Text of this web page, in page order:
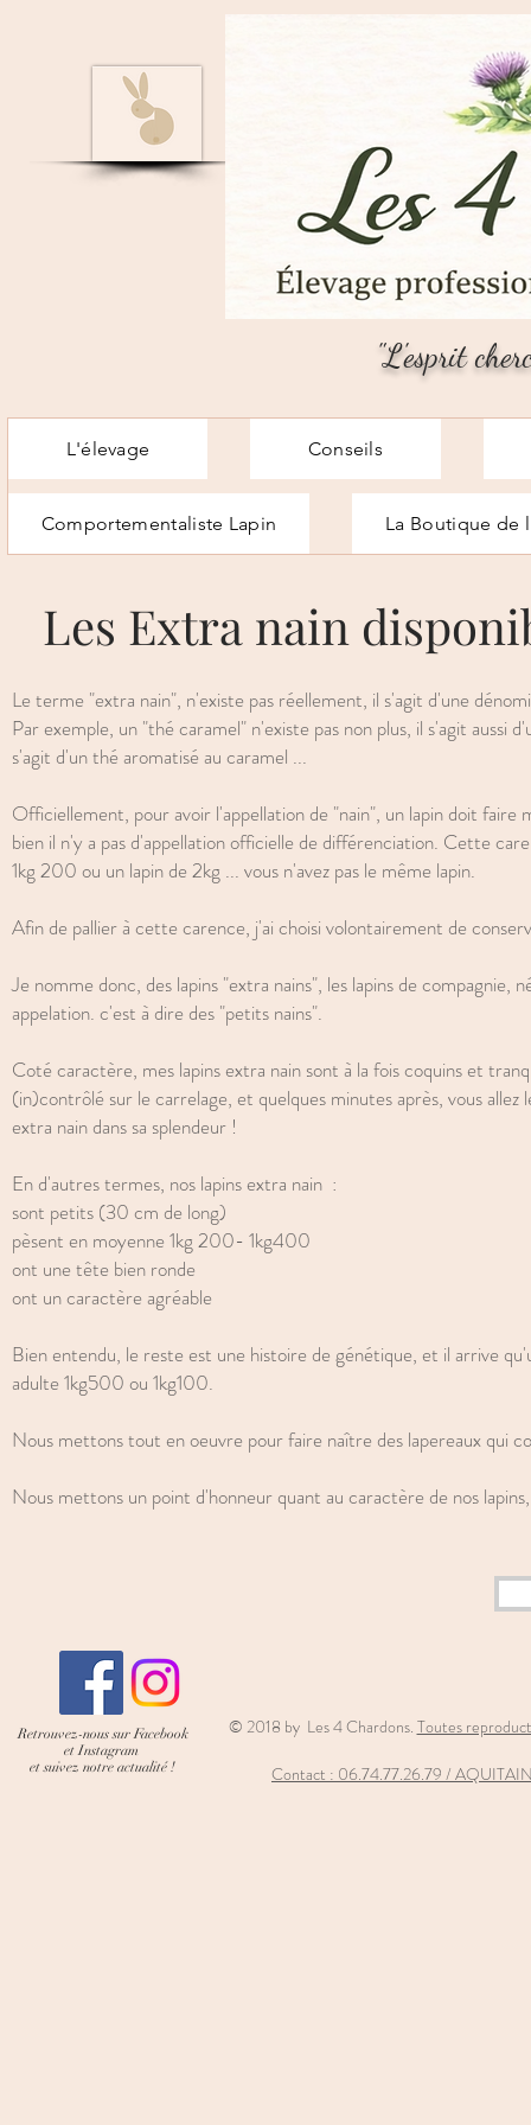
"L'esprit
L'élevage Conseils
Comportementaliste Lapin La Boutique de
Les Extra nain
Le terme "extra nain", n'existe pas réellement, il s'agit d'une
Par exemple, un "thé caramel" n'existe pas non plus, il s'agit
s'agit d'un thé aromatisé au caramel ...
Officiellement, pour avoir l'appellation de "nain", un lapin doit
bien il n'y a pas d'appellation officielle de différenciation. Cette
1kg 200 ou un lapin de 2kg ... vous n'avez pas le même lapin.
Afin de pallier à cette carence, j'ai choisi volontairement de
Je nomme donc, des lapins "extra nains", les lapins de
appelation. c'est à dire des "petits nains".
Coté caractère, mes lapins extra nain sont à la fois coquins et
(in)contrôlé sur le carrelage, et quelques minutes après, vous
extra nain dans sa splendeur !
En d'autres termes, nos lapins extra nain :
sont petits (30 cm de long)
pèsent en moyenne 1kg 200- 1kg400
ont une tête bien ronde
ont un caractère agréable
Bien entendu, le reste est une histoire de génétique, et il arrive
adulte 1kg500 ou 1kg100.
Nous mettons tout en oeuvre pour faire naître des lapereaux qui
Nous mettons un point d'honneur quant au caractère de nos
Retrouvez-nous sur Facebook
et Instagram
et suivez notre actualité !
© 2018 by Les 4 Chardons. Toutes
Contact : 06.74.77.26.79 /